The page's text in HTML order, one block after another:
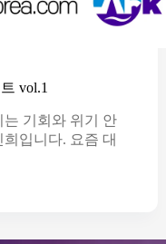
vol.1
기회와 위기 안
입니다. 요즘 대